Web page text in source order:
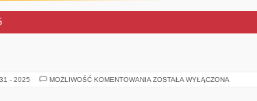
- 2025 MOŻLIWOŚĆ KOMENTOWANIA POSADZKA
ZOSTAŁA WYŁĄCZONA